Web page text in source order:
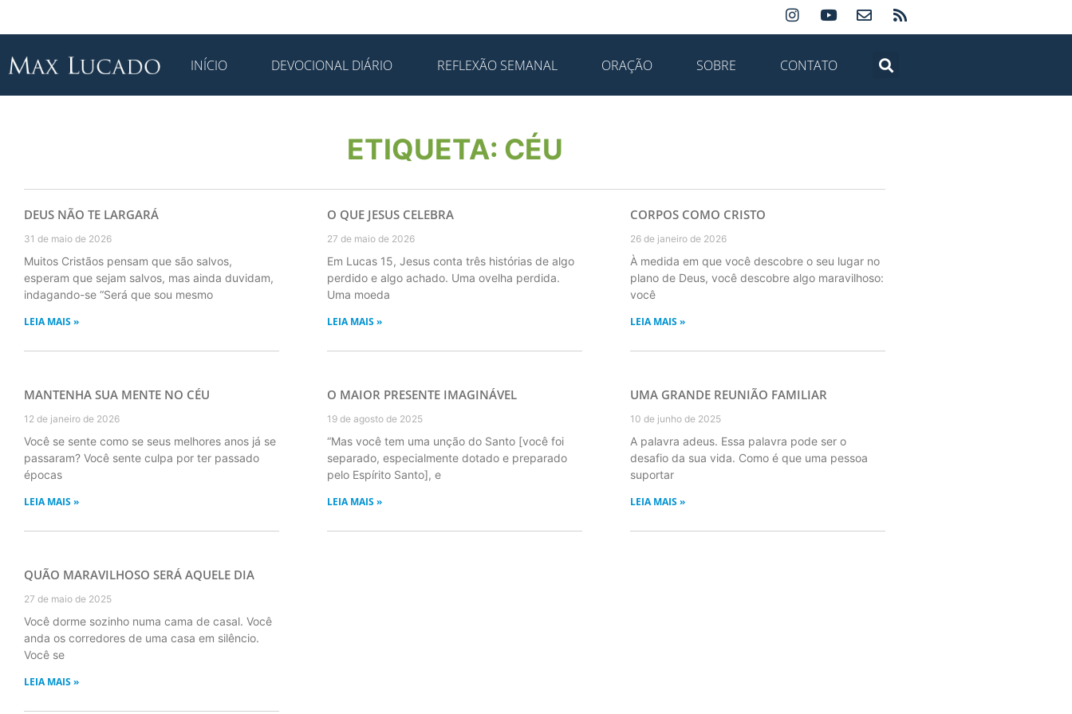
INÍCIO DEVOCIONAL DIÁRIO REFLEXÃO SEMANAL ORAÇÃO SOBRE CONTATO
ETIQUETA: CÉU
DEUS NÃO TE LARGARÁ
31 de maio de 2026
Muitos Cristãos pensam que são salvos,
esperam que sejam salvos, mas ainda duvidam,
indagando-se “Será que sou mesmo
LEIA MAIS »
O QUE JESUS CELEBRA
27 de maio de 2026
Em Lucas 15, Jesus conta três histórias de algo
perdido e algo achado. Uma ovelha perdida.
Uma moeda
LEIA MAIS »
CORPOS COMO CRISTO
26 de janeiro de 2026
À medida em que você descobre o seu lugar no
plano de Deus, você descobre algo maravilhoso:
você
LEIA MAIS »
MANTENHA SUA MENTE NO CÉU
12 de janeiro de 2026
Você se sente como se seus melhores anos já se
passaram? Você sente culpa por ter passado
épocas
LEIA MAIS »
O MAIOR PRESENTE IMAGINÁVEL
19 de agosto de 2025
“Mas você tem uma unção do Santo [você foi
separado, especialmente dotado e preparado
pelo Espírito Santo], e
LEIA MAIS »
UMA GRANDE REUNIÃO FAMILIAR
10 de junho de 2025
A palavra adeus. Essa palavra pode ser o
desafio da sua vida. Como é que uma pessoa
suportar
LEIA MAIS »
QUÃO MARAVILHOSO SERÁ AQUELE DIA
27 de maio de 2025
Você dorme sozinho numa cama de casal. Você
anda os corredores de uma casa em silêncio.
Você se
LEIA MAIS »